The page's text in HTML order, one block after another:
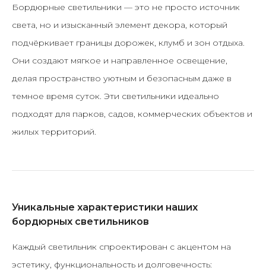
Бордюрные светильники — это не просто источник
света, но и изысканный элемент декора, который
подчёркивает границы дорожек, клумб и зон отдыха.
Они создают мягкое и направленное освещение,
делая пространство уютным и безопасным даже в
темное время суток. Эти светильники идеально
подходят для парков, садов, коммерческих объектов и
жилых территорий.
Уникальные характеристики наших
бордюрных светильников
Каждый светильник спроектирован с акцентом на
эстетику, функциональность и долговечность: